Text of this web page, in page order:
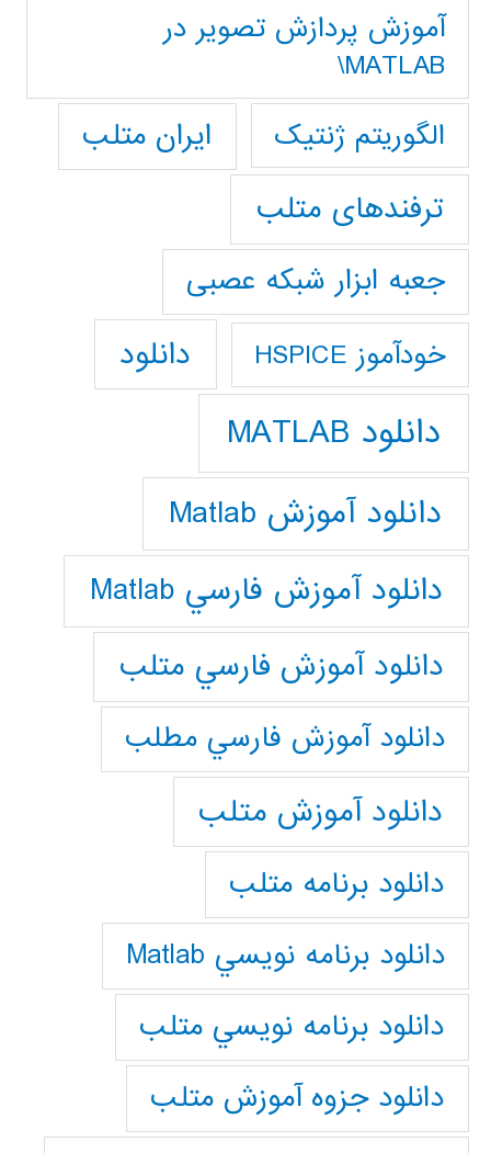
آموزش پردازش تصوير در
MATLAB\
الگوریتم ژنتیک
ایران متلب
ترفندهای متلب
جعبه ابزار شبکه عصبی
خودآموز HSPICE دانلود
دانلود MATLAB
دانلود آموزش Matlab
دانلود آموزش فارسي Matlab
دانلود آموزش فارسي متلب
دانلود آموزش فارسي مطلب
دانلود آموزش متلب
دانلود برنامه متلب
دانلود برنامه نويسي Matlab
دانلود برنامه نويسي متلب
دانلود جزوه آموزش متلب